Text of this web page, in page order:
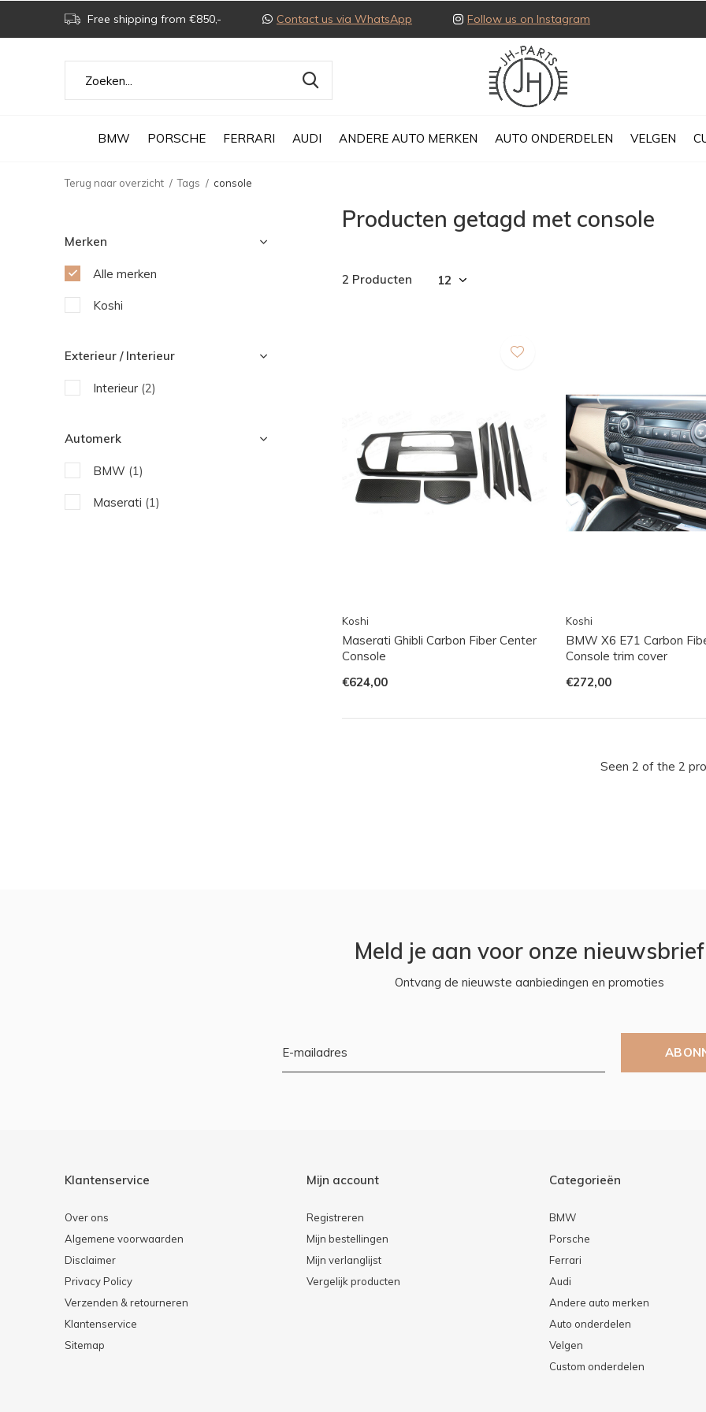
BMW PORSCHE FERRARI AUDI ANDERE AUTO MERKEN AUTO ONDERDELEN VELGEN
Free shipping from €850,- Contact us via WhatsApp Follow us on Instagram
Terug naar overzicht Tags console
Producten getagd met console
2 Producten
Koshi
Maserati Ghibli Carbon Fiber Center
Console
€624,00
Koshi
BMW X6 E71 Carbon
Console trim cover
€272,00
Seen 2 of the 2
Merken
Alle merken
Koshi
Exterieur / Interieur
Interieur (2)
Automerk
BMW (1)
Maserati (1)
Meld je aan voor onze nieuwsbrief
Ontvang de nieuwste aanbiedingen en promoties
Klantenservice
Over ons
Algemene voorwaarden
Disclaimer
Privacy Policy
Verzenden & retourneren
Klantenservice
Sitemap
Mijn account
Registreren
Mijn bestellingen
Mijn verlanglijst
Vergelijk producten
Categorieën
BMW
Porsche
Ferrari
Audi
Andere auto merken
Auto onderdelen
Velgen
Custom onderdelen